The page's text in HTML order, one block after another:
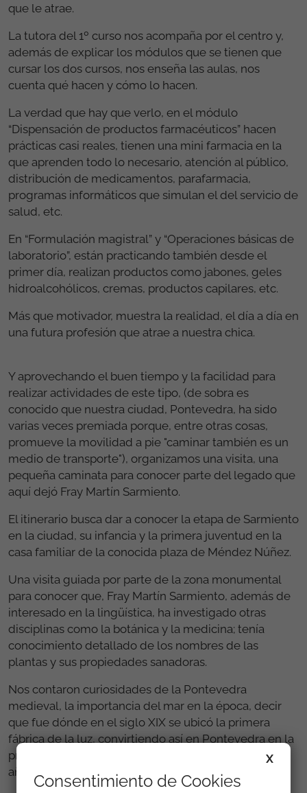
que le atrae.
La tutora del 1º curso nos acompaña por el centro y,
además de explicar los módulos que se tienen que
cursar los dos cursos, nos enseña las aulas, nos
cuenta qué hacen y cómo lo hacen.
La verdad que hay que verlo, en el módulo
“Dispensación de productos farmacéuticos” hacen
prácticas casi reales, tienen una mini farmacia en la
que aprenden todo lo necesario, atención al público,
distribución de medicamentos, parafarmacia,
programas informáticos que simulan el del servicio de
salud, etc.
En “Formulación magistral” y “Operaciones básicas de
laboratorio”, están practicando también desde el
primer día, realizan productos como jabones, geles
hidroalcohólicos, cremas, productos capilares, etc.
Más que motivador, muestra la realidad, el día a día en
una futura profesión que atrae a nuestra chica.
Y aprovechando el buen tiempo y la facilidad para
realizar actividades de este tipo, (de sobra es
conocido que nuestra ciudad, Pontevedra, ha sido
varias veces premiada porque, entre otras cosas,
promueve la movilidad a pie "caminar también es un
medio de transporte"), organizamos una visita, una
pequeña caminata para conocer parte del legado que
aquí dejó Fray Martín Sarmiento.
El itinerario busca dar a conocer la etapa de Sarmiento
en la ciudad, su infancia y la primera juventud en la
casa familiar de la conocida plaza de Méndez Núñez.
Una visita guiada por parte de la zona monumental
para conocer que, Fray Martín Sarmiento, además de
interesado en la lingüística, ha investigado otras
disciplinas como la botánica y la medicina; tenía
conocimiento detallado de los nombres de las
plantas y sus propiedades sanadoras.
Nos contaron curiosidades de la Pontevedra
medieval, la importancia del mar en la época, decir
que fue dónde en el siglo XIX se ubicó la primera
fábrica de la luz, convirtiendo así en Pontevedra en la
primera urbe gallega con alumbrado eléctrico en el
año 1888, y etc., etc., etc.
X
Consentimiento de Cookies